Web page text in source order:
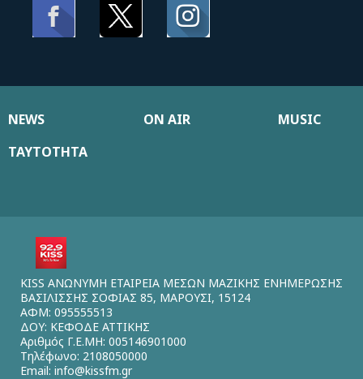
NEWS ON AIR
MUSIC
ΤΑΥΤΟΤΗΤΑ
KISS ΑΝΩΝΥΜΗ ΕΤΑΙΡΕΙΑ ΜΕΣΩΝ ΜΑΖΙΚΗΣ ΕΝΗΜΕΡΩΣΗΣ
ΒΑΣΙΛΙΣΣΗΣ ΣΟΦΙΑΣ 85, ΜΑΡΟΥΣΙ, 15124
ΑΦΜ: 095555513
ΔΟΥ: ΚΕΦΟΔΕ ΑΤΤΙΚΗΣ
Αριθμός Γ.Ε.ΜΗ: 005146901000
Τηλέφωνο: 2108050000
Email: info@kissfm.gr